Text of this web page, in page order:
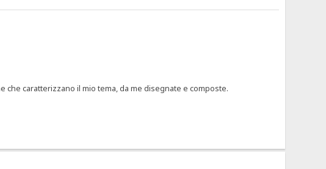
caratterizzano il mio tema, da me disegnate e composte.